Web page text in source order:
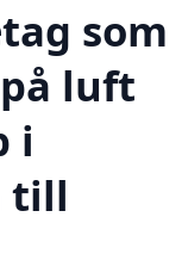
som
luft
i
till